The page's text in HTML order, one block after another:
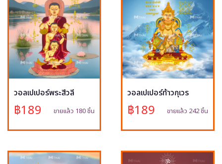
วอลเปเปอร์พระสีวลี
฿189 ขายแล้ว 180 ชิ้น
วอลเปเปอร์ท้าวกุเวร
฿189 ขายแล้ว 242 ชิ้น